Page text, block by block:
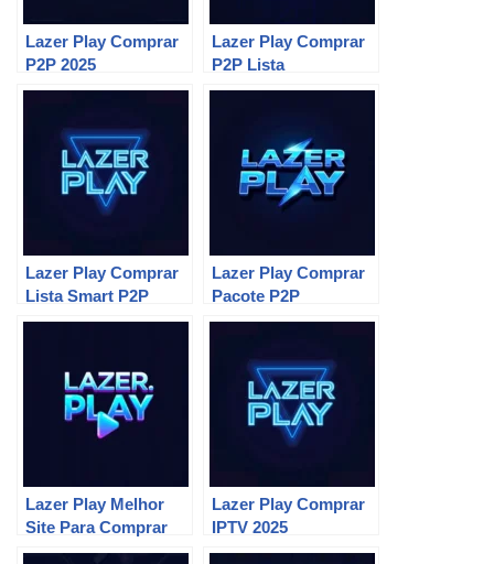
Lazer Play Comprar
P2P 2025
Lazer Play Comprar
P2P Lista
Lazer Play Comprar
Lista Smart P2P
Lazer Play Comprar
Pacote P2P
Lazer Play Melhor
Site Para Comprar
P2P
Lazer Play Comprar
IPTV 2025